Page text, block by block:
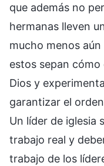
que además no
hermanas lleven
mucho menos
estos sepan
Dios y
garantizar el
Un líder de iglesia
trabajo real y
trabajo de los